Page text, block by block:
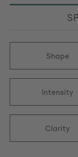
Shape
Intensity
Clarity